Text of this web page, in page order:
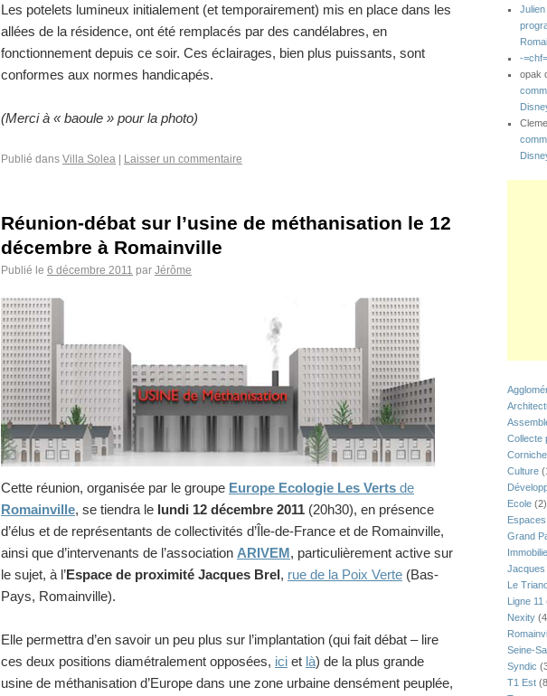
Les potelets lumineux initialement (et temporairement) mis en place dans les
allées de la résidence, ont été remplacés par des candélabres, en
fonctionnement depuis ce soir. Ces éclairages, bien plus puissants, sont
conformes aux normes handicapés.
(Merci à « baoule » pour la photo)
Publié dans Villa Solea | Laisser un commentaire
Réunion-débat sur l’usine de méthanisation le 12
décembre à Romainville
Publié le 6 décembre 2011 par Jérôme
Cette réunion, organisée par le groupe Europe Ecologie Les Verts de
Romainville, se tiendra le lundi 12 décembre 2011 (20h30), en présence
d’élus et de représentants de collectivités d’Île-de-France et de Romainville,
ainsi que d’intervenants de l’association ARIVEM, particulièrement active sur
le sujet, à l’Espace de proximité Jacques Brel, rue de la Poix Verte (Bas-
Pays, Romainville).
Elle permettra d’en savoir un peu plus sur l’implantation (qui fait débat – lire
ces deux positions diamétralement opposées, ici et là) de la plus grande
usine de méthanisation d’Europe dans une zone urbaine densément peuplée,
Julien
-
opak
Collecte
Culture
Ecole (2)
Grand
Le
Ligne 11
Nexity
Seine-
Syndic
T1 Est